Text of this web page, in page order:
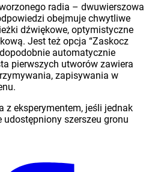
radia – dwuwierszowa
obejmuje chwytliwe
dźwiękowe, optymistyczne
Jest też opcja “Zaskocz
automatycznie
pierwszych utworów zawiera
zapisywania w
z eksperymentem, jeśli jednak
szerszeu gronu